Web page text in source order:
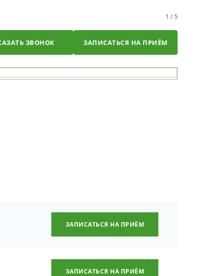
1 / 5
ЗВОНОК ЗАПИСАТЬСЯ НА ПРИЁМ
ЗАПИСАТЬСЯ НА ПРИЁМ
ЗАПИСАТЬСЯ НА ПРИЁМ